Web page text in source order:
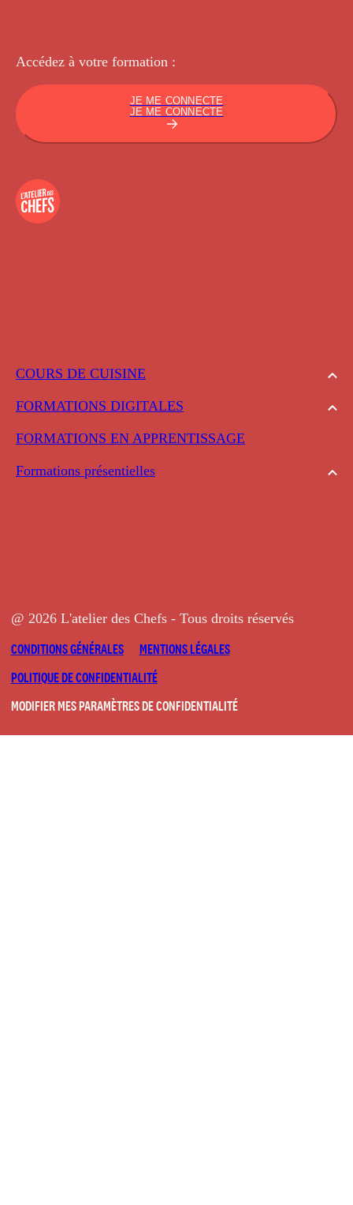
COURS DE CUISINE
FORMATIONS DIGITALES
FORMATIONS EN APPRENTISSAGE
Formations présentielles
Accédez à votre formation :
JE ME CONNECTE
JE ME CONNECTE
@ 2026 L'atelier des Chefs - Tous droits réservés
CONDITIONS GÉNÉRALES
MENTIONS LÉGALES
POLITIQUE DE CONFIDENTIALITÉ
MODIFIER MES PARAMÈTRES DE CONFIDENTIALITÉ